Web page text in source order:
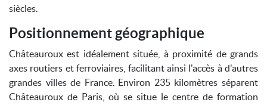
siècles.
Positionnement géographique
Châteauroux est idéalement située, à proximité de grands
axes routiers et ferroviaires, facilitant ainsi l'accès à d'autres
grandes villes de France. Environ 235 kilomètres séparent
Châteauroux de Paris, où se situe le centre de formation